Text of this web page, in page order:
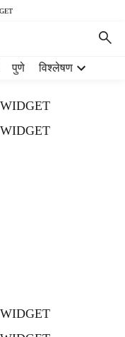
पुणे विश्लेषण